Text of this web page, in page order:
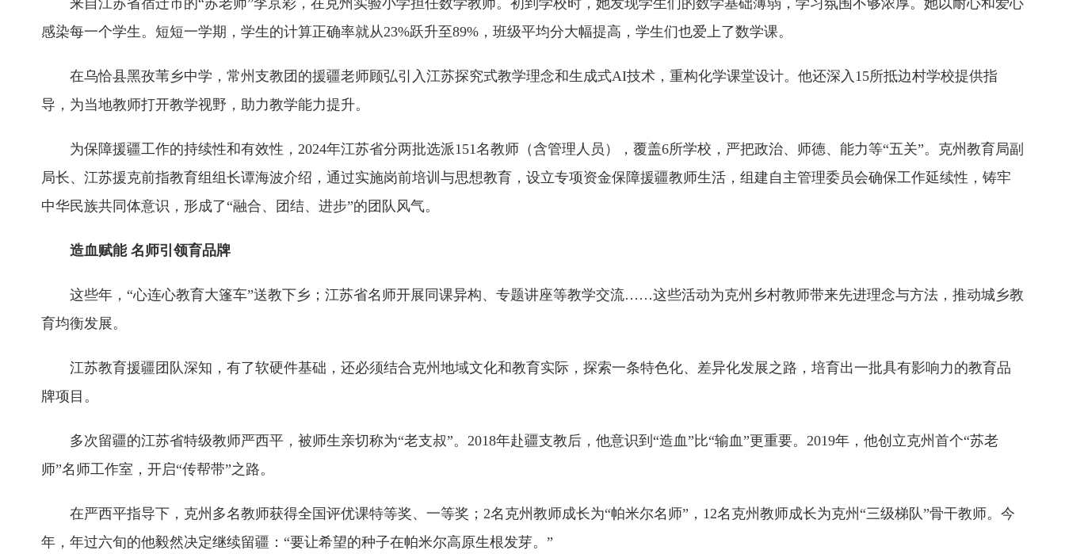
来自江苏省宿迁市的“苏老师”李京彩，在克州实验小学担任数学教师。初到学校时，她发现学生们的数学基础薄弱，学习氛围不够浓厚。她以耐心和爱心
感染每一个学生。短短一学期，学生的计算正确率就从23%跃升至89%，班级平均分大幅提高，学生们也爱上了数学课。
在乌恰县黑孜苇乡中学，常州支教团的援疆老师顾弘引入江苏探究式教学理念和生成式AI技术，重构化学课堂设计。他还深入15所抵边村学校提供指
导，为当地教师打开教学视野，助力教学能力提升。
为保障援疆工作的持续性和有效性，2024年江苏省分两批选派151名教师（含管理人员），覆盖6所学校，严把政治、师德、能力等“五关”。克州教育局副
局长、江苏援克前指教育组组长谭海波介绍，通过实施岗前培训与思想教育，设立专项资金保障援疆教师生活，组建自主管理委员会确保工作延续性，铸牢
中华民族共同体意识，形成了“融合、团结、进步”的团队风气。
造血赋能 名师引领育品牌
这些年，“心连心教育大篷车”送教下乡；江苏省名师开展同课异构、专题讲座等教学交流……这些活动为克州乡村教师带来先进理念与方法，推动城乡教
育均衡发展。
江苏教育援疆团队深知，有了软硬件基础，还必须结合克州地域文化和教育实际，探索一条特色化、差异化发展之路，培育出一批具有影响力的教育品
牌项目。
多次留疆的江苏省特级教师严西平，被师生亲切称为“老支叔”。2018年赴疆支教后，他意识到“造血”比“输血”更重要。2019年，他创立克州首个“苏老
师”名师工作室，开启“传帮带”之路。
在严西平指导下，克州多名教师获得全国评优课特等奖、一等奖；2名克州教师成长为“帕米尔名师”，12名克州教师成长为克州“三级梯队”骨干教师。今
年，年过六旬的他毅然决定继续留疆：“要让希望的种子在帕米尔高原生根发芽。”